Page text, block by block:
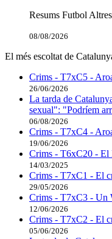
Resums Futbol
08/08/2026
El més escoltat de
Crims - T7xC5 -
26/06/2026
La tarda de
sexual": "Podríem
06/08/2026
Crims - T7xC4 -
19/06/2026
Crims - T6xC20 - El
14/03/2025
Crims - T7xC1 - El
29/05/2026
Crims - T7xC3 - Un
12/06/2026
Crims - T7xC2 - El
05/06/2026